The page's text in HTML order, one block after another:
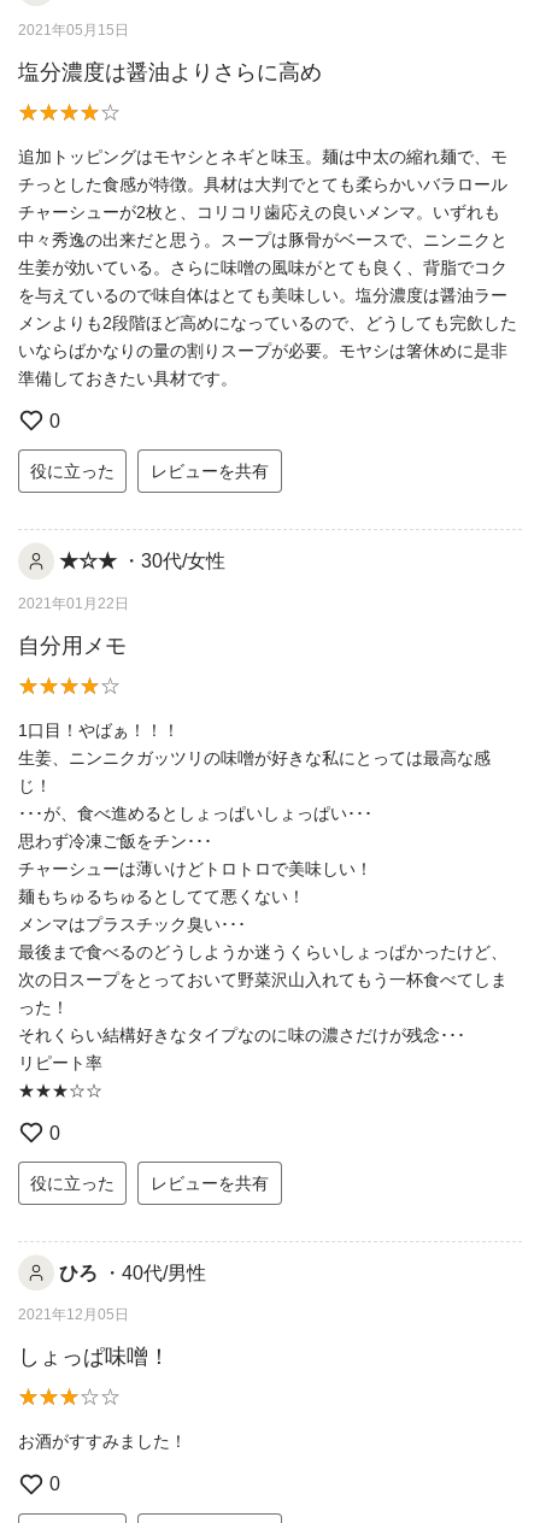
2021年05月15日
塩分濃度は醤油よりさらに高め
追加トッピングはモヤシとネギと味玉。麺は中太の縮れ麺で、モ
チっとした食感が特徴。具材は大判でとても柔らかいバラロール
チャーシューが2枚と、コリコリ歯応えの良いメンマ。いずれも
中々秀逸の出来だと思う。スープは豚骨がベースで、ニンニクと
生姜が効いている。さらに味噌の風味がとても良く、背脂でコク
を与えているので味自体はとても美味しい。塩分濃度は醤油ラー
メンよりも2段階ほど高めになっているので、どうしても完飲した
いならばかなりの量の割りスープが必要。モヤシは箸休めに是非
準備しておきたい具材です。
0
役に立った レビューを共有
★☆★ ・30代/女性
2021年01月22日
自分用メモ
1口目！やばぁ！！！
生姜、ニンニクガッツリの味噌が好きな私にとっては最高な感
じ！
･･･が、食べ進めるとしょっぱいしょっぱい･･･
思わず冷凍ご飯をチン･･･
チャーシューは薄いけどトロトロで美味しい！
麺もちゅるちゅるとしてて悪くない！
メンマはプラスチック臭い･･･
最後まで食べるのどうしようか迷うくらいしょっぱかったけど、
次の日スープをとっておいて野菜沢山入れてもう一杯食べてしま
った！
それくらい結構好きなタイプなのに味の濃さだけが残念･･･
リピート率
★★★☆☆
0
役に立った レビューを共有
ひろ ・40代/男性
2021年12月05日
しょっぱ味噌！
お酒がすすみました！
0